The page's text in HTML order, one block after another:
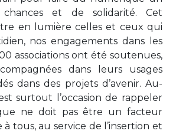
chances et de solidarité. Cet
en lumière celles et ceux qui
nos engagements dans les
associations ont été soutenues,
dans leurs usages
dans des projets d’avenir. Au-
surtout l’occasion de rappeler
ne doit pas être un facteur
tous, au service de l’insertion et